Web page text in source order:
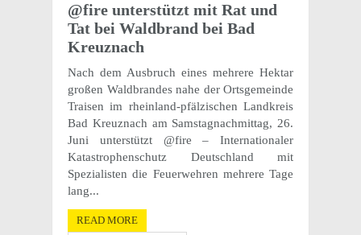
@fire unter­stützt mit Rat und
Tat bei Wald­brand bei Bad
Kreuznach
Nach dem Ausbruch eines mehrere Hektar
großen Wald­bran­des nahe der Orts­ge­meinde
Traisen im rhein­land-pfälzis­chen Land­kreis
Bad Kreuz­nach am Samsta­gnach­mit­tag, 26.
Juni unter­stützt @fire – Inter­na­tionaler
Katas­tro­phen­schutz Deutsch­land mit
Spezial­is­ten die Feuer­wehren mehrere Tage
lang...
READ MORE